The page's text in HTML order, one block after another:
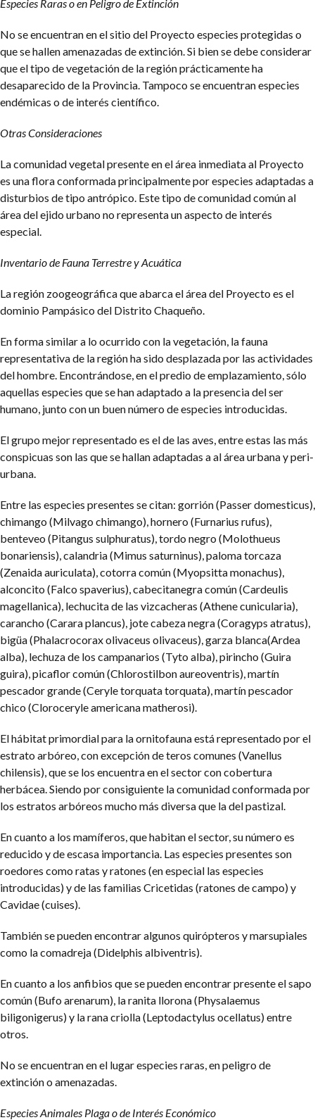
Especies Raras o en Peligro de Extinción
No se encuentran en el sitio del Proyecto especies protegidas o
que se hallen amenazadas de extinción. Si bien se debe considerar
que el tipo de vegetación de la región prácticamente ha
desaparecido de la Provincia. Tampoco se encuentran especies
endémicas o de interés científico.
Otras Consideraciones
La comunidad vegetal presente en el área inmediata al Proyecto
es una flora conformada principalmente por especies adaptadas a
disturbios de tipo antrópico. Este tipo de comunidad común al
área del ejido urbano no representa un aspecto de interés
especial.
Inventario de Fauna Terrestre y Acuática
La región zoogeográfica que abarca el área del Proyecto es el
dominio Pampásico del Distrito Chaqueño.
En forma similar a lo ocurrido con la vegetación, la fauna
representativa de la región ha sido desplazada por las actividades
del hombre. Encontrándose, en el predio de emplazamiento, sólo
aquellas especies que se han adaptado a la presencia del ser
humano, junto con un buen número de especies introducidas.
El grupo mejor representado es el de las aves, entre estas las más
conspicuas son las que se hallan adaptadas a al área urbana y peri-
urbana.
Entre las especies presentes se citan: gorrión (Passer domesticus),
chimango (Milvago chimango), hornero (Furnarius rufus),
benteveo (Pitangus sulphuratus), tordo negro (Molothueus
bonariensis), calandria (Mimus saturninus), paloma torcaza
(Zenaida auriculata), cotorra común (Myopsitta monachus),
alconcito (Falco spaverius), cabecitanegra común (Cardeulis
magellanica), lechucita de las vizcacheras (Athene cunicularia),
carancho (Carara plancus), jote cabeza negra (Coragyps atratus),
bigüa (Phalacrocorax olivaceus olivaceus), garza blanca(Ardea
alba), lechuza de los campanarios (Tyto alba), pirincho (Guira
guira), picaflor común (Chlorostilbon aureoventris), martín
pescador grande (Ceryle torquata torquata), martín pescador
chico (Cloroceryle americana matherosi).
El hábitat primordial para la ornitofauna está representado por el
estrato arbóreo, con excepción de teros comunes (Vanellus
chilensis), que se los encuentra en el sector con cobertura
herbácea. Siendo por consiguiente la comunidad conformada por
los estratos arbóreos mucho más diversa que la del pastizal.
En cuanto a los mamíferos, que habitan el sector, su número es
reducido y de escasa importancia. Las especies presentes son
roedores como ratas y ratones (en especial las especies
introducidas) y de las familias Cricetidas (ratones de campo) y
Cavidae (cuises).
También se pueden encontrar algunos quirópteros y marsupiales
como la comadreja (Didelphis albiventris).
En cuanto a los anfibios que se pueden encontrar presente el sapo
común (Bufo arenarum), la ranita llorona (Physalaemus
biligonigerus) y la rana criolla (Leptodactylus ocellatus) entre
otros.
No se encuentran en el lugar especies raras, en peligro de
extinción o amenazadas.
Especies Animales Plaga o de Interés Económico